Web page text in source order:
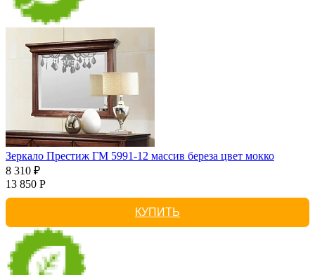
Зеркало Престиж ГМ 5991-12 массив береза цвет мокко
8 310 ₽
13 850 Р
КУПИТЬ